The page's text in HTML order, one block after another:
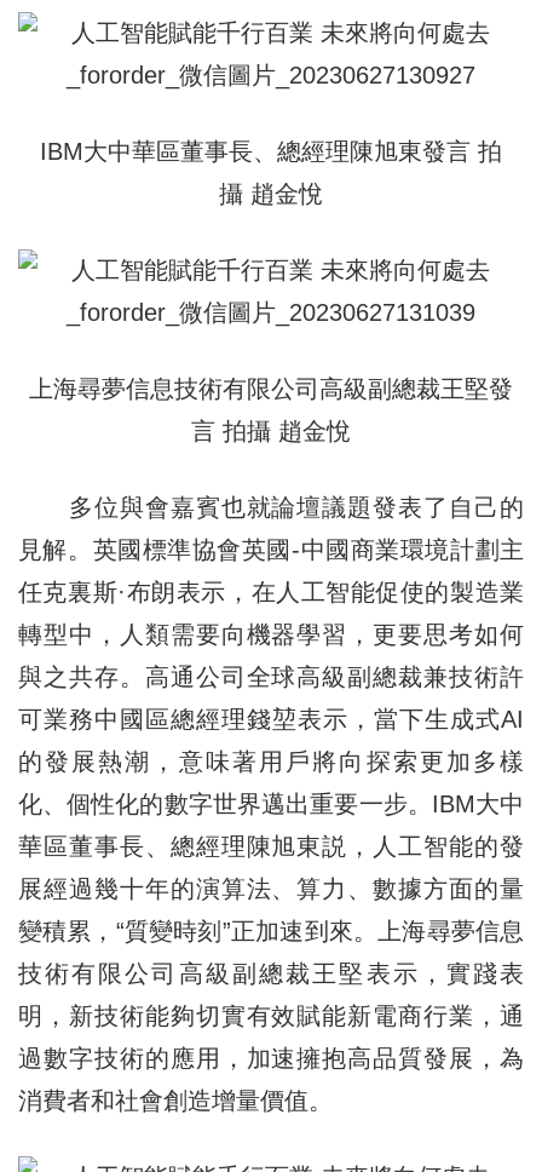
IBM大中華區董事長、總經理陳旭東發言 拍
攝 趙金悅
上海尋夢信息技術有限公司高級副總裁王堅發
言 拍攝 趙金悅
多位與會嘉賓也就論壇議題發表了自己的
見解。英國標準協會英國-中國商業環境計劃主
任克裏斯·布朗表示，在人工智能促使的製造業
轉型中，人類需要向機器學習，更要思考如何
與之共存。高通公司全球高級副總裁兼技術許
可業務中國區總經理錢堃表示，當下生成式AI
的發展熱潮，意味著用戶將向探索更加多樣
化、個性化的數字世界邁出重要一步。IBM大中
華區董事長、總經理陳旭東説，人工智能的發
展經過幾十年的演算法、算力、數據方面的量
變積累，“質變時刻”正加速到來。上海尋夢信息
技術有限公司高級副總裁王堅表示，實踐表
明，新技術能夠切實有效賦能新電商行業，通
過數字技術的應用，加速擁抱高品質發展，為
消費者和社會創造增量價值。